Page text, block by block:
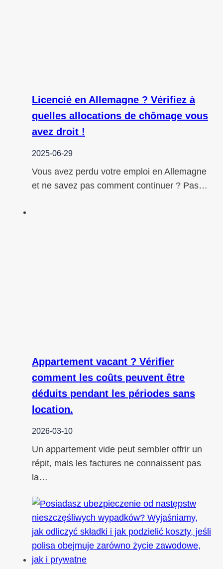
Licencié en Allemagne ? Vérifiez à
quelles allocations de chômage vous
avez droit !
2025-06-29
Vous avez perdu votre emploi en Allemagne
et ne savez pas comment continuer ? Pas…
Appartement vacant ? Vérifier
comment les coûts peuvent être
déduits pendant les périodes sans
location.
2026-03-10
Un appartement vide peut sembler offrir un
répit, mais les factures ne connaissent pas
la…